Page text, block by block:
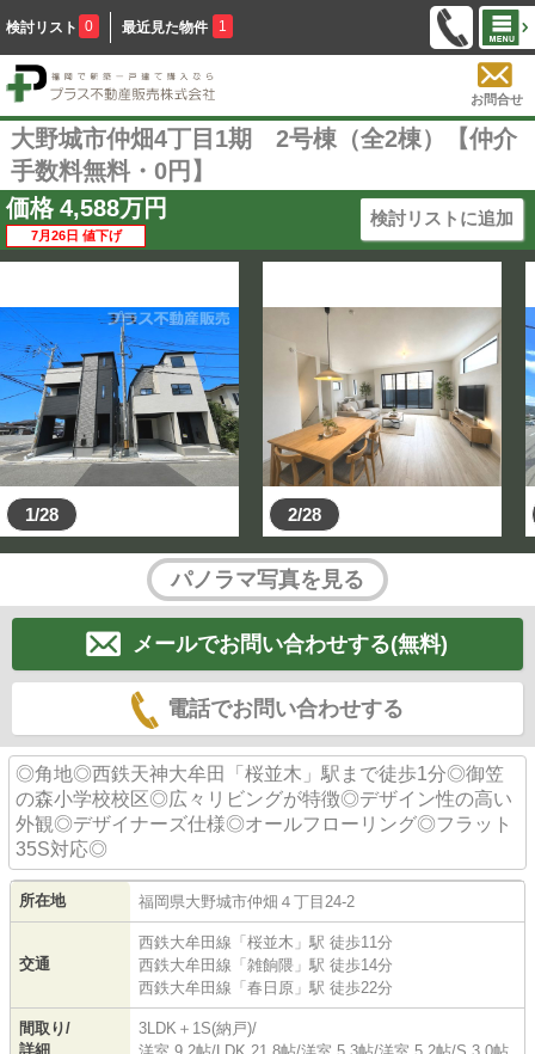
検討リスト 0 最近見た物件 1
お問合せ
大野城市仲畑4丁目1期 2号棟（全2棟）【仲介
手数料無料・0円】
価格 4,588万円
7月26日 値下げ
検討リストに追加
1/28 2/28
パノラマ写真を見る
メールでお問い合わせする(無料)
電話でお問い合わせする
◎角地◎西鉄天神大牟田「桜並木」駅まで徒歩1分◎御笠
の森小学校校区◎広々リビングが特徴◎デザイン性の高い
外観◎デザイナーズ仕様◎オールフローリング◎フラット
35S対応◎
所在地 福岡県大野城市仲畑 ４丁目24-2
交通
西鉄大牟田線 「 桜並木 」駅 徒歩11分
西鉄大牟田線 「 雑餉隈 」駅 徒歩14分
西鉄大牟田線 「 春日原 」駅 徒歩22分
間取り/
詳細
3LDK＋1S(納戸)/